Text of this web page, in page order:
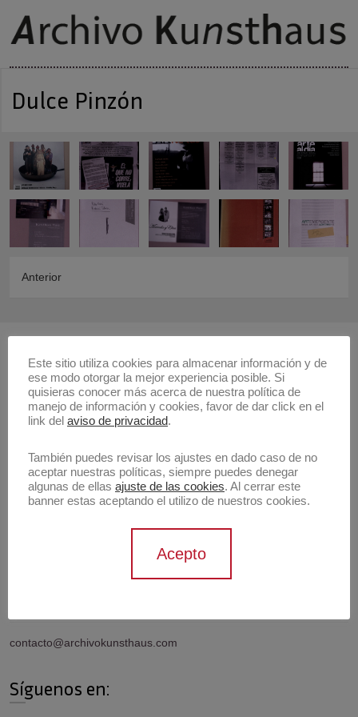
Dulce Pinzón
Anterior
Buscar
Buscar
Artistas
Información de contacto
contacto@archivokunsthaus.com
Síguenos en:
Este sitio utiliza cookies para almacenar información y de
ese modo otorgar la mejor experiencia posible. Si
quisieras conocer más acerca de nuestra política de
manejo de información y cookies, favor de dar click en el
link del aviso de privacidad.
También puedes revisar los ajustes en dado caso de no
aceptar nuestras políticas, siempre puedes denegar
algunas de ellas ajuste de las cookies. Al cerrar este
banner estas aceptando el utilizo de nuestros cookies.
Acepto